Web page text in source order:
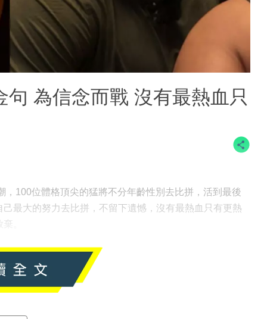
為信念而戰 沒有最熱血只
100位體格頂尖的猛將不分年齡性別去比拼，活到最後
最大的努力去比拼，不留下遺憾，沒有最熱血只有更熱
。